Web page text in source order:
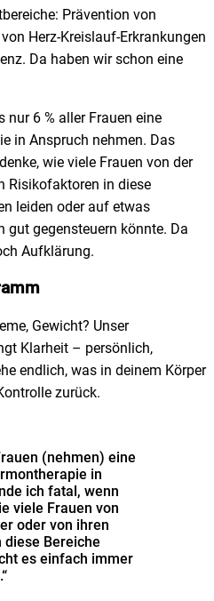
Prävention von
Herz-Kreislauf-Erkrankungen
Da haben wir schon eine
nur 6 % aller Frauen eine
in Anspruch nehmen. Das
wie viele Frauen von der
Risikofaktoren in diese
leiden oder auf etwas
gut gegensteuern könnte. Da
Aufklärung.
Gewicht? Unser
Klarheit – persönlich,
endlich, was in deinem Körper
zurück.
(nehmen) eine
in
ich fatal, wenn
viele Frauen von
oder von ihren
diese Bereiche
es einfach immer